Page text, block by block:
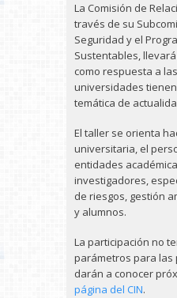
La Comisión de
través de su
Seguridad y el
Sustentables,
como respuesta a
universidades
temática de
El taller se orienta
universitaria, el
entidades
investigadores,
de riesgos, gestión
y alumnos.
La participación no
parámetros para las
darán a conocer
página del CIN.